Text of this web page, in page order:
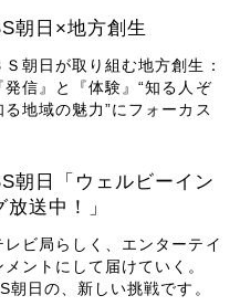
朝日×地方創生
Ｓ朝日が取り組む地方創生：
発信』と『体験』“知る人ぞ
る地域の魅力”にフォーカス
朝日「ウェルビーイン
放送中！」
レビ局らしく、エンターテイ
メントにして届けていく。
朝日の、新しい挑戦です。